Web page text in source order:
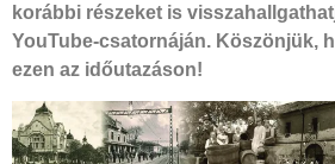
korábbi részeket is
YouTube-csatornáján. Köszönjük,
ezen az időutazáson!